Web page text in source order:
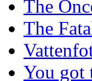
The
The
You got